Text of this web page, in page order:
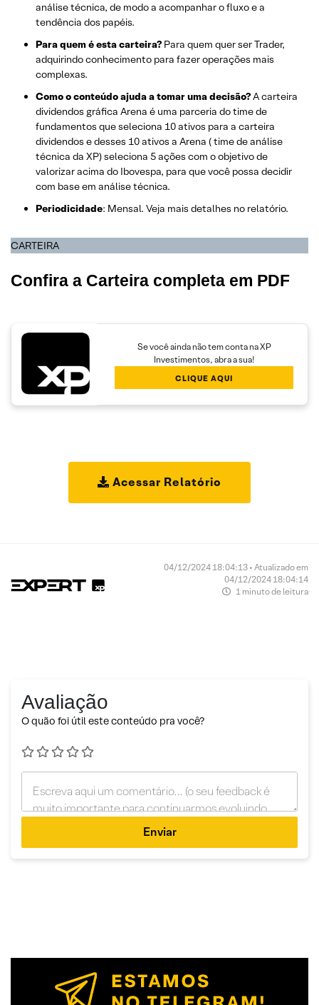
análise técnica, de modo a acompanhar o fluxo e a
tendência dos papéis.
Para quem é esta carteira? Para quem quer ser Trader,
adquirindo conhecimento para fazer operações mais
complexas.
Como o conteúdo ajuda a tomar uma decisão?A carteira
dividendos gráfica Arena é uma parceria do time de
fundamentos que seleciona 10 ativos para a carteira
dividendos e desses 10 ativos a Arena ( time de análise
técnica da XP) seleciona 5 ações com o objetivo de
valorizar acima do Ibovespa, para que você possa decidir
com base em análise técnica.
Periodicidade: Mensal. Veja mais detalhes no relatório.
CARTEIRA
Confira a Carteira completa em PDF
Se você ainda não tem conta na XP
Investimentos, abra a sua!
CLIQUE AQUI
Acessar Relatório
04/12/2024 18:04:13 • Atualizado em
04/12/2024 18:04:14
1 minuto de leitura
Avaliação
O quão foi útil este conteúdo pra você?
Enviar